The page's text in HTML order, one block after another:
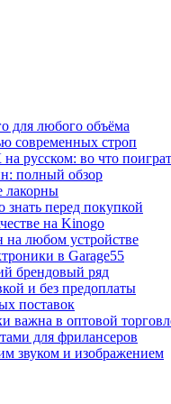
для любого объёма
современных строп
русском: во что
полный обзор
лакорны
перед покупкой
на Kinogo
на любом устройстве
в Garage55
брендовый ряд
и без предоплаты
поставок
важна в оптовой
для фрилансеров
звуком и изображением